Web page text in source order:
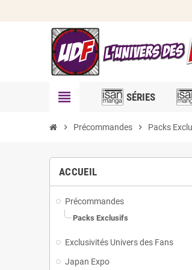
view_headline SÉRIES
chevron_right Précommandes chevron_right Packs
ACCUEIL
Précommandes
Packs Exclusifs
Exclusivités Univers des Fans
Japan Expo